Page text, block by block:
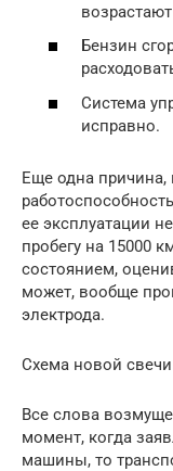
Бензин
Система
исправно.
Еще одна
ее эксплуатации
пробегу на 15000
состоянием,
может, вообще
электрода.
Схема новой свечи
Все слова
момент, когда
машины, то